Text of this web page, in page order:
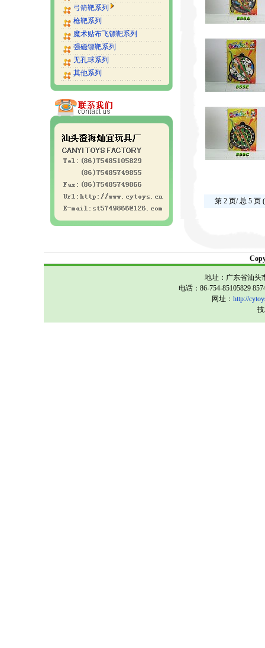
弓箭靶系列
枪靶系列
魔术贴布飞镖靶系列
强磁镖靶系列
无孔球系列
其他系列
第 2 页/ 总 5 页
地址：广东省汕头
电话：86-754-85105829
网址： http://